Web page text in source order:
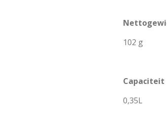
102 g
Capaciteit
0,35L